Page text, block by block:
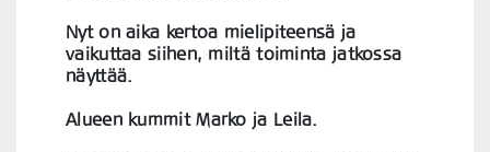
Nyt on aika kertoa mielipiteensä ja
vaikuttaa siihen, miltä toiminta jatkossa
näyttää.
Alueen kummit Marko ja Leila.